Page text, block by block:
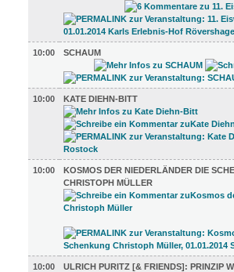
10:00 SCHAUM
10:00 KATE DIEHN-BITT
10:00
KOSMOS DER NIEDERLÄNDER DIE
CHRISTOPH MÜLLER
10:00 ULRICH PURITZ [& FRIENDS]: PRINZIP